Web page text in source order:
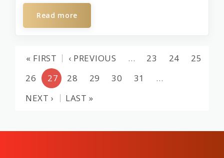
Read more
« FIRST ‹ PREVIOUS … 23 24
25
26
27 28 29 30 31
…
NEXT ›
LAST »